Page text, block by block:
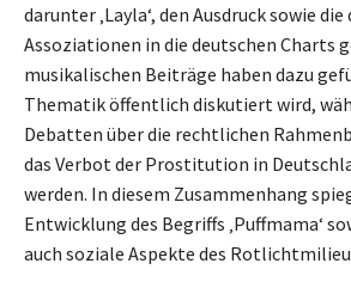
darunter ‚Layla‘, den Ausdruck sowie
Assoziationen in die deutschen Charts
musikalischen Beiträge haben dazu
Thematik öffentlich diskutiert wird,
Debatten über die rechtlichen
das Verbot der Prostitution in
werden. In diesem Zusammenhang
Entwicklung des Begriffs ‚Puffmama‘
auch soziale Aspekte des